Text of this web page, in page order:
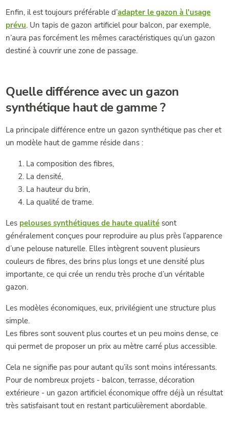
Enfin, il est toujours préférable d’adapter le gazon à l'usage
prévu. Un tapis de gazon artificiel pour balcon, par exemple,
n’aura pas forcément les mêmes caractéristiques qu’un gazon
destiné à couvrir une zone de passage.
Quelle différence avec un gazon
synthétique haut de gamme ?
La principale différence entre un gazon synthétique pas cher et
un modèle haut de gamme réside dans :
La composition des fibres,
La densité,
La hauteur du brin,
La qualité de trame.
Les pelouses synthétiques de haute qualité sont
généralement conçues pour reproduire au plus près l’apparence
d’une pelouse naturelle. Elles intègrent souvent plusieurs
couleurs de fibres, des brins plus longs et une densité plus
importante, ce qui crée un rendu très proche d’un véritable
gazon.
Les modèles économiques, eux, privilégient une structure plus
simple.
Les fibres sont souvent plus courtes et un peu moins dense, ce
qui permet de proposer un prix au mètre carré plus accessible.
Cela ne signifie pas pour autant qu’ils sont moins intéressants.
Pour de nombreux projets - balcon, terrasse, décoration
extérieure - un gazon artificiel économique offre déjà un résultat
très satisfaisant tout en restant particulièrement abordable.